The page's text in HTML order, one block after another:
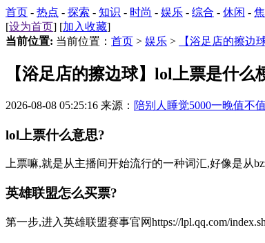
首页 - 热点 - 探索 - 知识 - 时尚 - 娱乐 - 综合 - 休闲 -
[设为首页] [加入收藏]
当前位置: 当前位置： 首页 > 娱乐 > 【浴足店的擦边
【浴足店的擦边球】lol上票是什么
2026-08-08 05:25:16 来源： 陪别人睡觉5000一晚值不
lol上票什么意思?
上票嘛,就是从主播间开始流行的一种词汇,好像是从
英雄联盟怎么买票?
第一步,进入英雄联盟赛事官网https://lpl.qq.com/